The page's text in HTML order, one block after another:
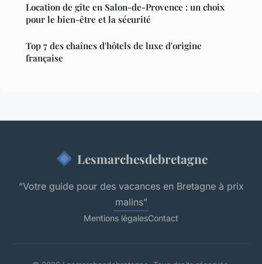
Location de gîte en Salon-de-Provence : un choix
pour le bien-être et la sécurité
Top 7 des chaînes d'hôtels de luxe d'origine
française
Lesmarchesdebretagne
“Votre guide pour des vacances en Bretagne à prix
malins”
Mentions légalesContact